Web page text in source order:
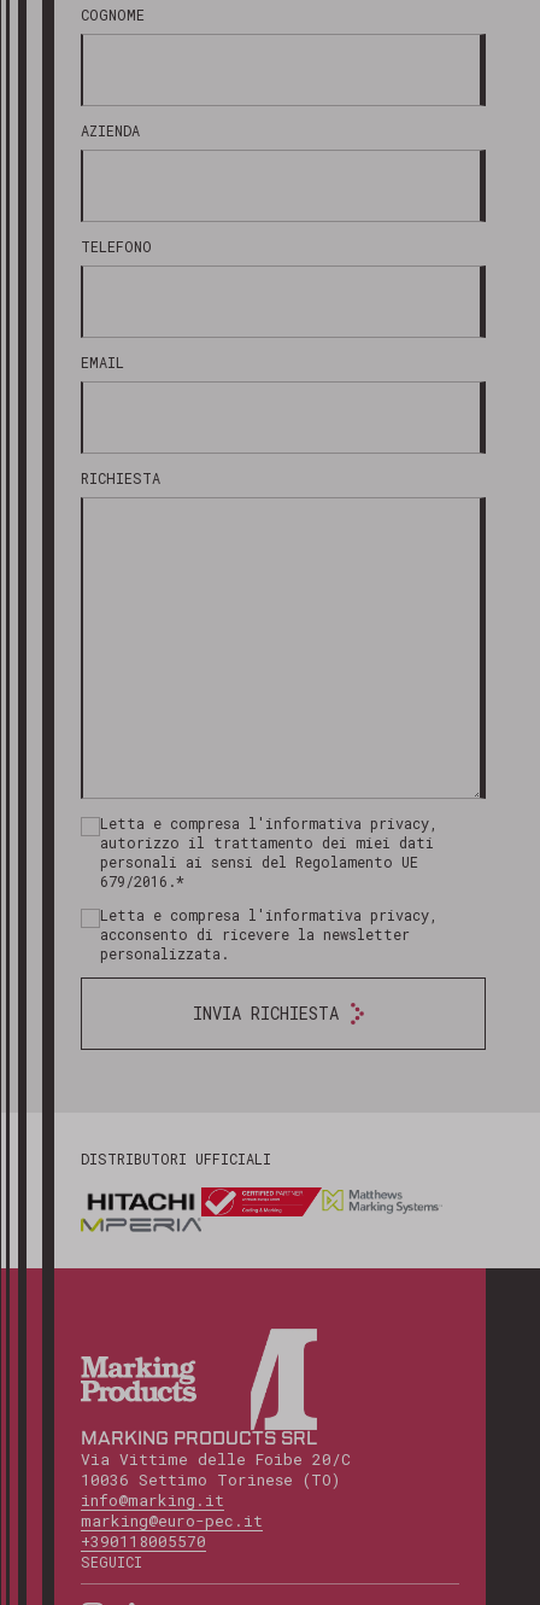
COGNOME
AZIENDA
TELEFONO
EMAIL
RICHIESTA
Letta e compresa l'informativa privacy,
autorizzo il trattamento dei miei dati
personali ai sensi del Regolamento UE
679/2016.*
Letta e compresa l'informativa privacy,
acconsento di ricevere la newsletter
personalizzata.
INVIA RICHIESTA
DISTRIBUTORI UFFICIALI
MARKING PRODUCTS SRL
Via Vittime delle Foibe 20/C
10036 Settimo Torinese (TO)
info@marking.it
marking@euro-pec.it
+390118005570
SEGUICI